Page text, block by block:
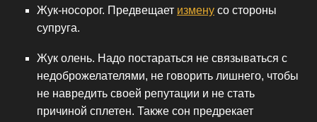
Жук-носорог. Предвещает измену со стороны
супруга.
Жук олень. Надо постараться не связываться с
недоброжелателями, не говорить лишнего, чтобы
не навредить своей репутации и не стать
причиной сплетен. Также сон предрекает